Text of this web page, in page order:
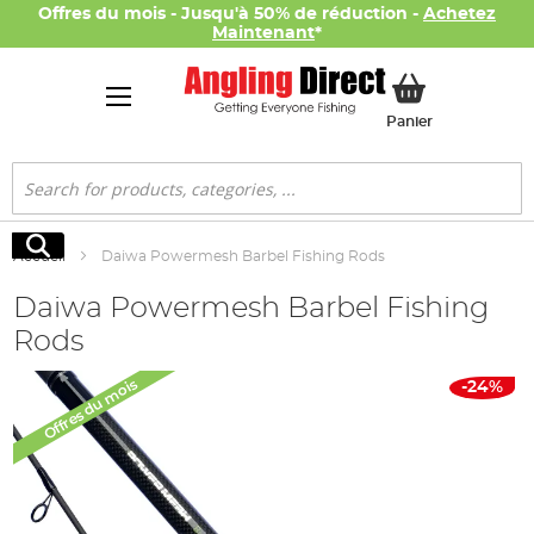
Offres du mois - Jusqu'à 50% de réduction - Achetez
Maintenant*
PanierMon panier
Rechercher
Rechercher
Accueil Daiwa Powermesh Barbel Fishing Rods
Daiwa Powermesh Barbel Fishing
Rods
Skip
the
end
images
Offres du mois -24%